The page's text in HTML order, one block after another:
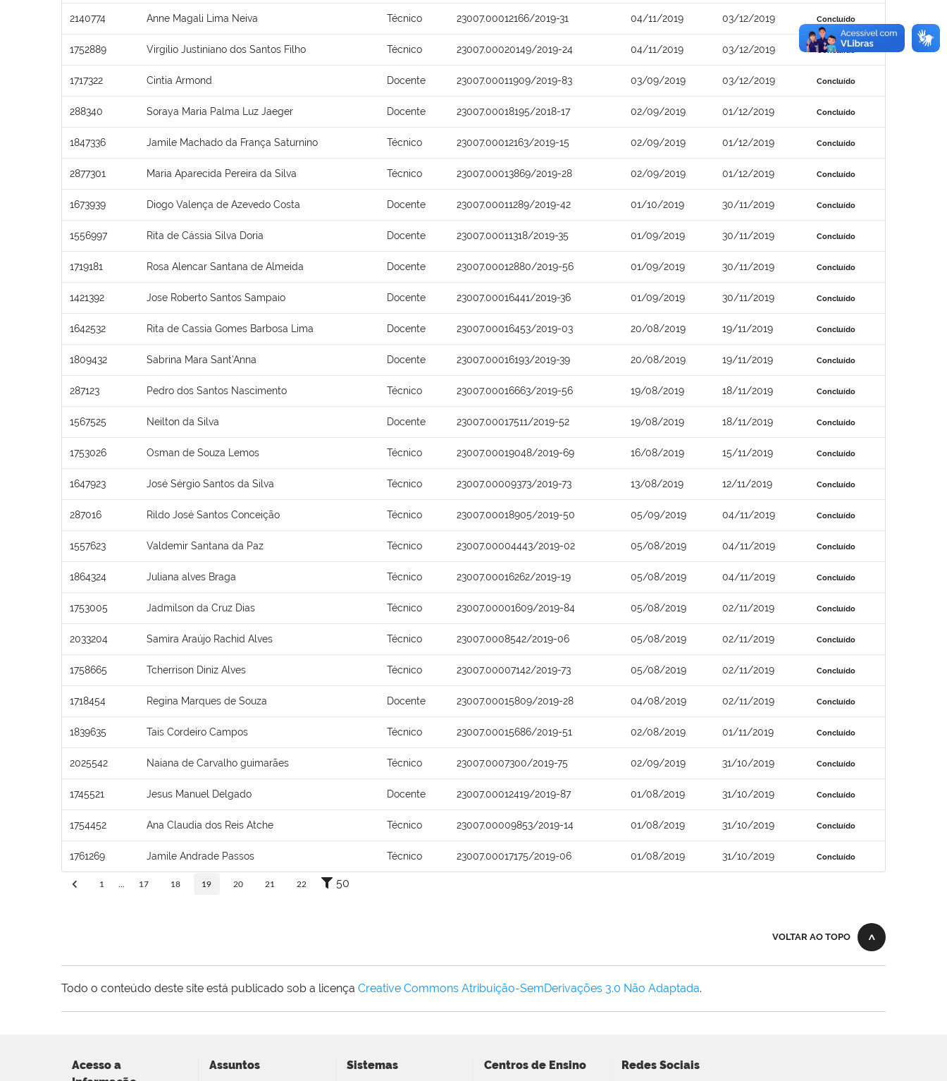
2140774 Anne Magali Lima Neiva Técnico 23007.00012166/2019-31 04/11/2019 03/12/2019 Concluído
1752889 Virgilio Justiniano dos Santos Filho Técnico 23007.00020149/2019-24 04/11/2019 03/12/2019 Concluído
1717322 Cintia Armond Docente 23007.00011909/2019-83 03/09/2019 03/12/2019 Concluído
288340 Soraya Maria Palma Luz Jaeger Docente 23007.00018195/2018-17 02/09/2019 01/12/2019 Concluído
1847336 Jamile Machado da França Saturnino Técnico 23007.00012163/2019-15 02/09/2019 01/12/2019 Concluído
2877301 Maria Aparecida Pereira da Silva Técnico 23007.00013869/2019-28 02/09/2019 01/12/2019 Concluído
1673939 Diogo Valença de Azevedo Costa Docente 23007.00011289/2019-42 01/10/2019 30/11/2019 Concluído
1556997 Rita de Cássia Silva Doria Docente 23007.00011318/2019-35 01/09/2019 30/11/2019 Concluído
1719181 Rosa Alencar Santana de Almeida Docente 23007.00012880/2019-56 01/09/2019 30/11/2019 Concluído
1421392 Jose Roberto Santos Sampaio Docente 23007.00016441/2019-36 01/09/2019 30/11/2019 Concluído
1642532 Rita de Cassia Gomes Barbosa Lima Docente 23007.00016453/2019-03 20/08/2019 19/11/2019 Concluído
1809432 Sabrina Mara Sant’Anna Docente 23007.00016193/2019-39 20/08/2019 19/11/2019 Concluído
287123 Pedro dos Santos Nascimento Técnico 23007.00016663/2019-56 19/08/2019 18/11/2019 Concluído
1567525 Neilton da Silva Docente 23007.00017511/2019-52 19/08/2019 18/11/2019 Concluído
1753026 Osman de Souza Lemos Técnico 23007.00019048/2019-69 16/08/2019 15/11/2019 Concluído
1647923 José Sérgio Santos da Silva Técnico 23007.00009373/2019-73 13/08/2019 12/11/2019 Concluído
287016 Rildo José Santos Conceição Técnico 23007.00018905/2019-50 05/09/2019 04/11/2019 Concluído
1557623 Valdemir Santana da Paz Técnico 23007.00004443/2019-02 05/08/2019 04/11/2019 Concluído
1864324 Juliana alves Braga Técnico 23007.00016262/2019-19 05/08/2019 04/11/2019 Concluído
1753005 Jadmilson da Cruz Dias Técnico 23007.00001609/2019-84 05/08/2019 02/11/2019 Concluído
2033204 Samira Araújo Rachid Alves Técnico 23007.0008542/2019-06 05/08/2019 02/11/2019 Concluído
1758665 Tcherrison Diniz Alves Técnico 23007.00007142/2019-73 05/08/2019 02/11/2019 Concluído
1718454 Regina Marques de Souza Docente 23007.00015809/2019-28 04/08/2019 02/11/2019 Concluído
1839635 Tais Cordeiro Campos Técnico 23007.00015686/2019-51 02/08/2019 01/11/2019 Concluído
2025542 Naiana de Carvalho guimarães Técnico 23007.0007300/2019-75 02/09/2019 31/10/2019 Concluído
1745521 Jesus Manuel Delgado Docente 23007.00012419/2019-87 01/08/2019 31/10/2019 Concluído
1754452 Ana Claudia dos Reis Atche Técnico 23007.00009853/2019-14 01/08/2019 31/10/2019 Concluído
1761269 Jamile Andrade Passos Técnico 23007.00017175/2019-06 01/08/2019 31/10/2019 Concluído
1 17 18 19 20 21 22 50
VOLTAR AO TOPO
Todo o conteúdo deste site está publicado sob a licença Creative Commons Atribuição-SemDerivações 3.0 Não Adaptada.
Acesso a
Assuntos Sistemas Centros de Ensino Redes Sociais